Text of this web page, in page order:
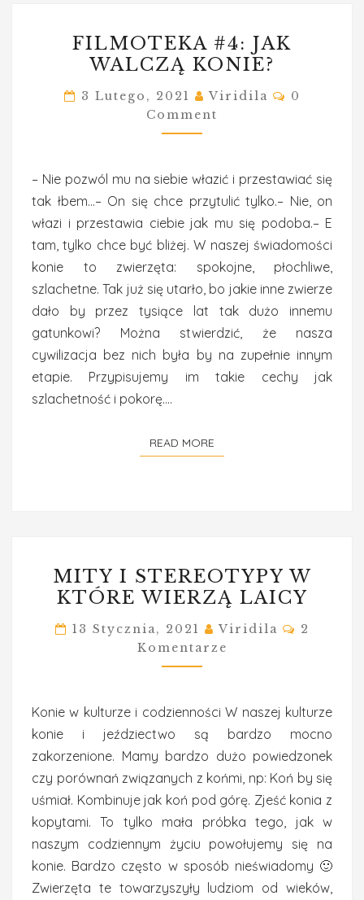
#4:
JAK
WALCZĄ
KONIE?
FILMOTEKA #4: JAK
WALCZĄ KONIE?
3 Lutego, 2021 Viridila Comments
0
Comment
– Nie pozwól mu na siebie włazić i przestawiać się
tak łbem…– On się chce przytulić tylko.– Nie, on
włazi i przestawia ciebie jak mu się podoba.– E
tam, tylko chce być bliżej. W naszej świadomości
konie to zwierzęta: spokojne, płochliwe,
szlachetne. Tak już się utarło, bo jakie inne zwierze
dało by przez tysiące lat tak dużo innemu
gatunkowi? Można stwierdzić, że nasza
cywilizacja bez nich była by na zupełnie innym
etapie. Przypisujemy im takie cechy jak
szlachetność i pokorę….
READ MORE
I
STEREOTYPY
W
KTÓRE
WIERZĄ
MITY I STEREOTYPY W
KTÓRE WIERZĄ LAICY
13 Stycznia, 2021 Viridila
2
Komentarze
Konie w kulturze i codzienności W naszej kulturze
konie i jeździectwo są bardzo mocno
zakorzenione. Mamy bardzo dużo powiedzonek
czy porównań związanych z końmi, np: Koń by się
uśmiał. Kombinuje jak koń pod górę. Zjeść konia z
kopytami. To tylko mała próbka tego, jak w
naszym codziennym życiu powołujemy się na
konie. Bardzo często w sposób nieświadomy 🙂
Zwierzęta te towarzyszyły ludziom od wieków,